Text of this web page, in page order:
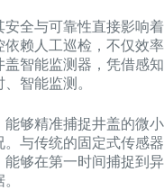
全与可靠性直接影响着
赖人工巡检，不仅效率
智能监测器，凭借感知
智能监测。
够精准捕捉井盖的微小
与传统的固定式传感器
够在第一时间捕捉到异